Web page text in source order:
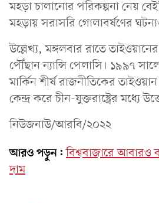
মহড়া চালানোর পরিকল্পনা নেয়
মহড়ায় সরাসরি গোলাবর্ষণের
উল্লেখ্য, মঙ্গলবার রাতে
পৌঁছান ন্যান্সি পেলাসি। ১৯৯৭
মার্কিন শীর্ষ রাজনীতিকের
কেন্দ্র করে চীন-যুক্তরাষ্ট্রের মধ্যে
নিউজনাউ/আরবি/২০২২
আরও পড়ুন: বিশ্ববাজারে আবারও
দাম